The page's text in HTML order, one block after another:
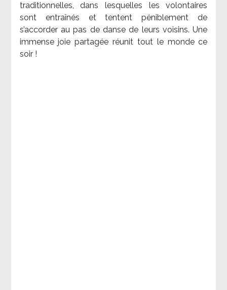
traditionnelles, dans lesquelles les volontaires
sont entraînés et tentent péniblement de
s’accorder au pas de danse de leurs voisins. Une
immense joie partagée réunit tout le monde ce
soir !